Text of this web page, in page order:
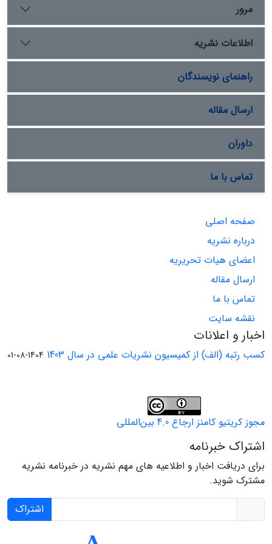
مرور
اطلاعات نشریه
راهنمای نویسندگان
ارسال مقاله
داوران
تماس با ما
صفحه اصلی
درباره نشریه
اعضای هیات تحریریه
ارسال مقاله
تماس با ما
نقشه سایت
اخبار و اعلانات
کسب رتبه (الف) از کمیسیون نشریات علمی در سال 1403 1404-08-01
مجوز کریتیو کامنز ارجاع 4.0 بین‌المللی
اشتراک خبرنامه
برای دریافت اخبار و اطلاعیه های مهم نشریه در خبرنامه نشریه
مشترک شوید.
اشتراک